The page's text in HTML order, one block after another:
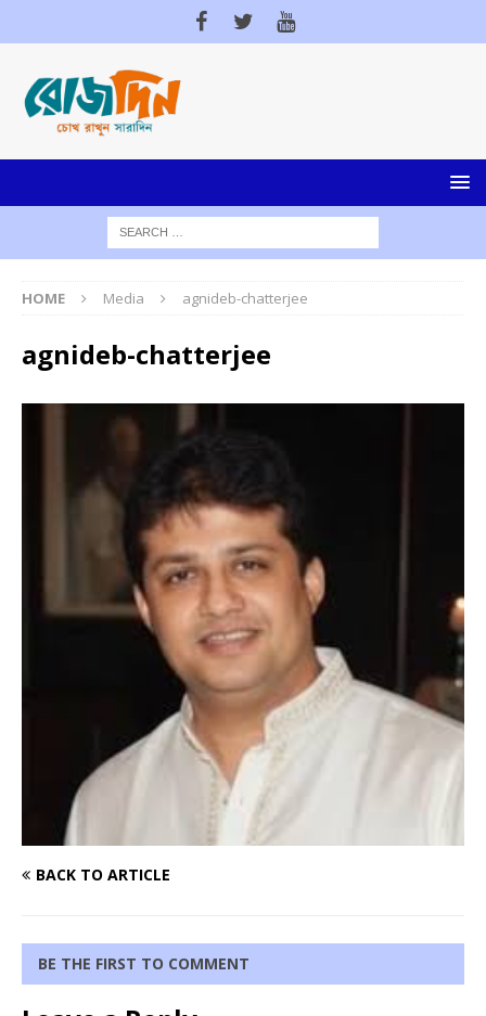
HOME Media agnideb-chatterjee
agnideb-chatterjee
BACK TO ARTICLE
BE THE FIRST TO COMMENT